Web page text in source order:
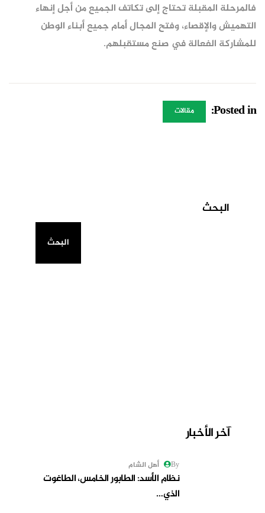
فالمرحلة المقبلة تحتاج إلى تكاتف الجميع من أجل إنهاء
التهميش والإقصاء، وفتح المجال أمام جميع أبناء الوطن
للمشاركة الفعالة في صنع مستقبلهم.
Posted in: مقالات
البحث
البحث
آخر الأخبار
نظام الأسد: الطابور الخامس، الطاغوت
الذي…
By أهل الشام